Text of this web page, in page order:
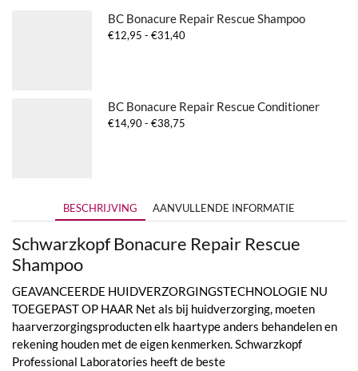
BC Bonacure Repair Rescue Shampoo
€12,95 - €31,40Prijsklasse:
BC Bonacure Repair Rescue Conditioner
€14,90- €38,75
BESCHRIJVING AANVULLENDE INFORMATIE
Schwarzkopf Bonacure Repair Rescue
Shampoo
GEAVANCEERDE HUIDVERZORGINGSTECHNOLOGIE NU
TOEGEPAST OP HAAR Net als bij huidverzorging, moeten
haarverzorgingsproducten elk haartype anders behandelen en
rekening houden met de eigen kenmerken. Schwarzkopf
Professional Laboratories heeft de beste